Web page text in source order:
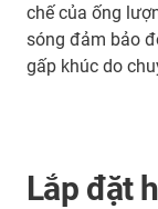
chế của ống
sóng đảm bảo
gấp khúc do
Lắp đặt